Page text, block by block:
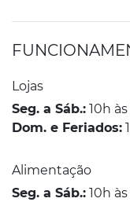
Lojas
Seg. a Sáb.: 10h
Dom. e Feriados:
Alimentação
Seg. a Sáb.: 10h